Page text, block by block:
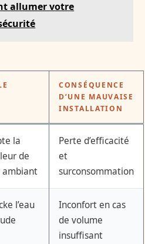
allumer votre
CONSÉQUENCE
D’UNE MAUVAISE
INSTALLATION
la
de
ambiant
Perte d’efficacité
et
surconsommation
l’eau
Inconfort en cas
de volume
insuffisant